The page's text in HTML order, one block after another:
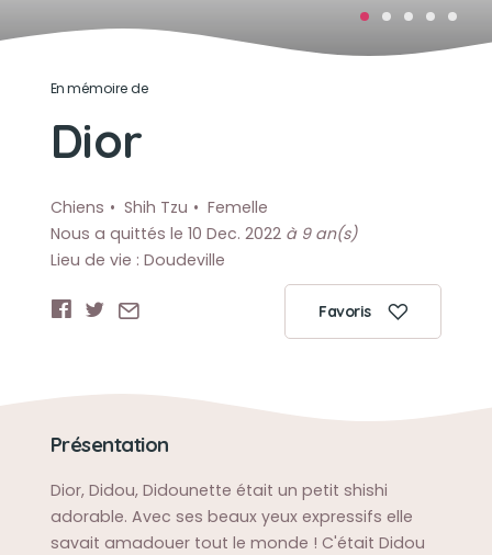
En mémoire de
Dior
Chiens Shih Tzu
Femelle
Nous a quittés le 10 Dec. 2022 à 9 an(s)
Lieu de vie : Doudeville
Favoris
Présentation
Dior, Didou, Didounette était un petit shishi
adorable. Avec ses beaux yeux expressifs elle
savait amadouer tout le monde ! C'était Didou